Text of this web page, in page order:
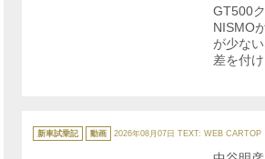
GT500
NISMO
が少な
差を付
テ
ゴ
新車試乗記 動画 2026年08月07日 TEXT: WEB CARTOP